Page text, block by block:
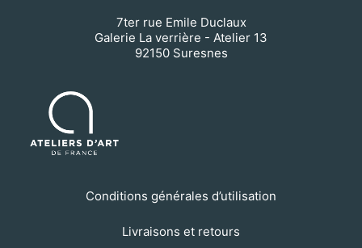
7ter rue Emile Duclaux
Galerie La verrière - Atelier 13
92150 Suresnes
Conditions générales d’utilisation
Livraisons et retours